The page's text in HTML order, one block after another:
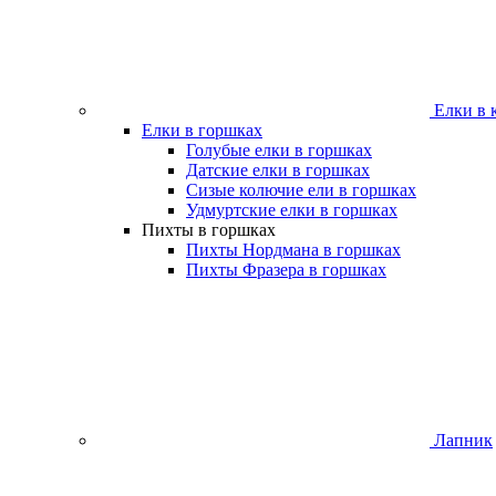
Елки в
Елки в горшках
Голубые елки в горшках
Датские елки в горшках
Сизые колючие ели в горшках
Удмуртские елки в горшках
Пихты в горшках
Пихты Нордмана в горшках
Пихты Фразера в горшках
Лапник